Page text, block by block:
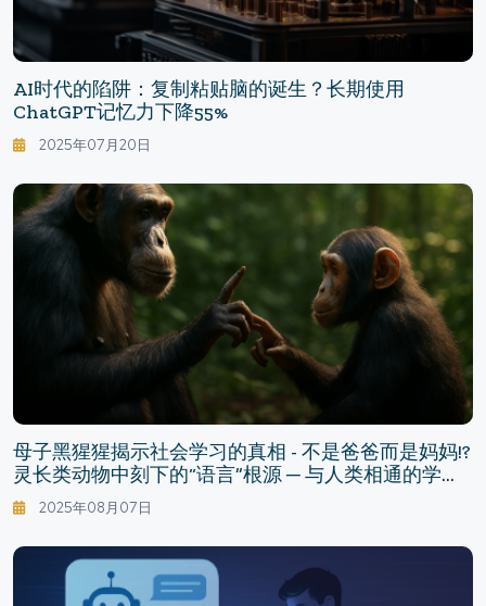
AI时代的陷阱：复制粘贴脑的诞生？长期使用
ChatGPT记忆力下降55%
2025年07月20日
母子黑猩猩揭示社会学习的真相 - 不是爸爸而是妈妈!?
灵长类动物中刻下的“语言”根源 ─ 与人类相通的学习
谱系2025年08月07日